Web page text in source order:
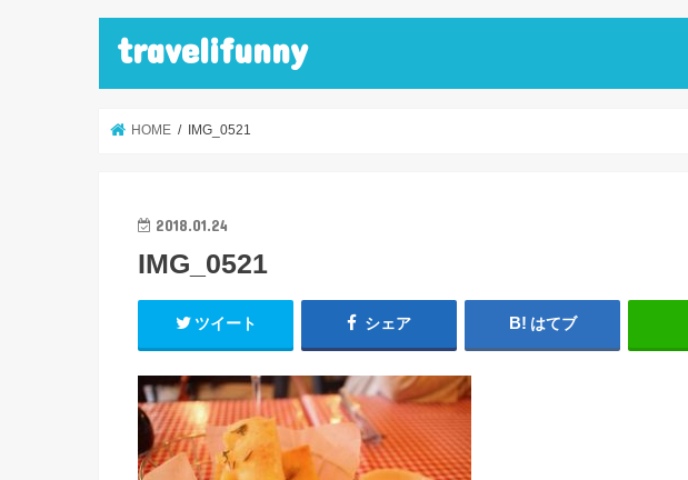
travelifunny
HOME IMG_0521
2018.01.24
IMG_0521
ツイート シェア はてブ